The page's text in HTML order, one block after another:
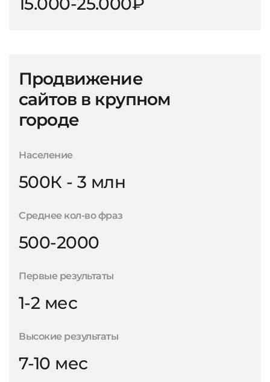
Продвижение
сайтов в крупном
городе
Население
500К - 3 млн
Среднее кол-во фраз
500-2000
Первые результаты
1-2 мес
Высокие результаты
7-10 мес